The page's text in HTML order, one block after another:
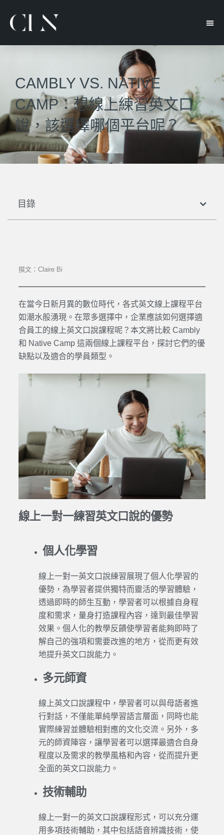
CAMBLY VS. NATIVE
CAMP：想線上練習英文口
說，該選擇哪個平台呢？
目錄
撰文：Claire Bi
在當今日新月異的數位時代，各式英文線上課程平台
如潮水般湧現。在眾多選擇中，企業應該如何選擇適
合員工的線上英文口說課程呢？本文將比較 Cambly
和 Native Camp這兩個線上課程平台，探討它們的優
缺點以及適合的學員類型。
線上一對一練習英文口說的優勢
個人化學習
線上一對一英文口說練習展現了個人化學習的
優勢，為學習者提供獨特而靈活的學習體驗，
透過即時的師生互動， 學習者可以根據自身程
度和需求，量身打造課程內容，達到最佳學習
效果。個人化的教學反饋使學習者能夠即時了
解自己的強項和需要改進的地方，從而更有效
地提升英文口說能力。
多元師資
線上英文口說課程中， 學習者可以與母語者進
行對話，不僅能單純學習語言層面，同時也能
實際練習並體驗相對應的文化交流。另外，多
元的師資陣容，讓學習者可以選擇最適合自身
程度以及需求的教學風格和內容，從而提升更
全面的英文口說能力。
技術輔助
線上一對一的英文口說課程形式，可以充分運
用多項技術輔助，其中包括語音辨識技術，使